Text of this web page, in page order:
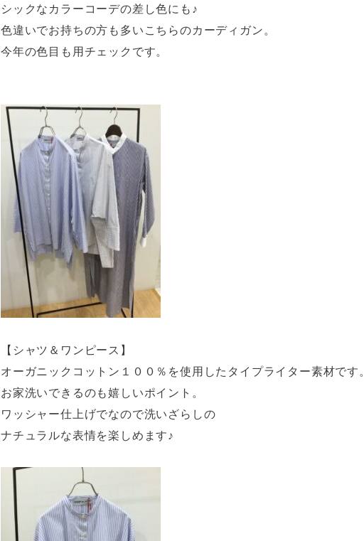
シックなカラーコーデの差し色にも♪
色違いでお持ちの方も多いこちらのカーディガン。
今年の色目も用チェックです。
【シャツ＆ワンピース】
オーガニックコットン１００％を使用したタイプライター素材です。
お家洗いできるのも嬉しいポイント。
ワッシャー仕上げでなので洗いざらしの
ナチュラルな表情を楽しめます♪